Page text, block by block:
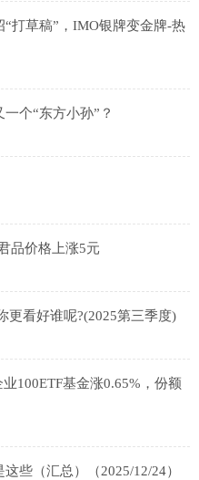
“打草稿”，IMO银牌变金牌-热
个“东方小孙”？
品价格上涨5元
更看好谁呢?(2025第三季度)
100ETF基金涨0.65%，份额
些（汇总）（2025/12/24）